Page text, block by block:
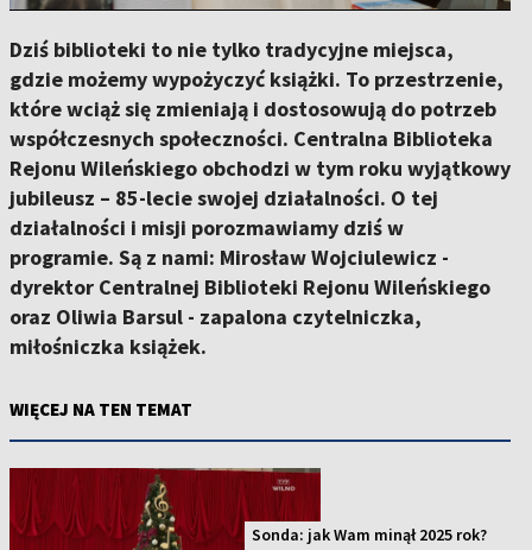
Dziś biblioteki to nie tylko tradycyjne miejsca,
gdzie możemy wypożyczyć książki. To przestrzenie,
które wciąż się zmieniają i dostosowują do potrzeb
współczesnych społeczności. Centralna Biblioteka
Rejonu Wileńskiego obchodzi w tym roku wyjątkowy
jubileusz – 85-lecie swojej działalności. O tej
działalności i misji porozmawiamy dziś w
programie. Są z nami: Mirosław Wojciulewicz -
dyrektor Centralnej Biblioteki Rejonu Wileńskiego
oraz Oliwia Barsul - zapalona czytelniczka,
miłośniczka książek.
WIĘCEJ NA TEN TEMAT
Sonda: jak Wam minął 2025 rok?